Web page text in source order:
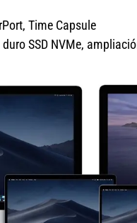
Time Capsule
SSD NVMe,